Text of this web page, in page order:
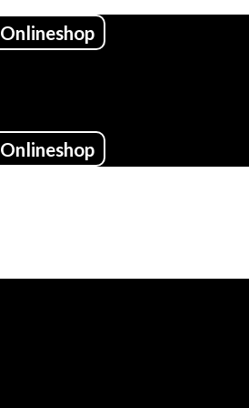
Onlineshop
Onlineshop